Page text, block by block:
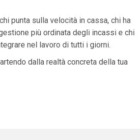
punta sulla velocità in cassa, chi ha
più ordinata degli incassi e chi
nel lavoro di tutti i giorni.
dalla realtà concreta della tua